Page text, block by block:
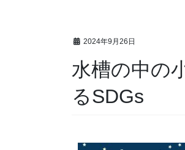
2024年9月26日
水槽の中の
るSDGs